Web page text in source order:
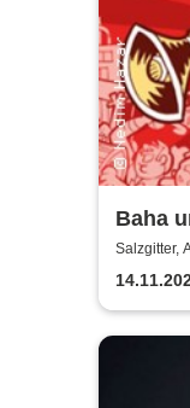
Baha
Aula
Salzgitter,